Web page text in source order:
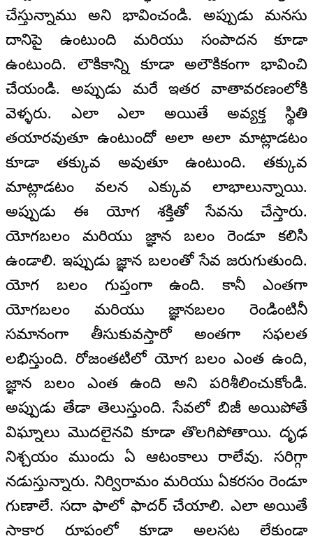
చేస్తున్నాము అని భావించండి. అప్పుడు మనసు
దానిపై ఉంటుంది మరియు సంపాదన కూడా
ఉంటుంది. లౌకికాన్ని కూడా అలౌకికంగా భావించి
చేయండి. అప్పుడు మరే ఇతర వాతావరణంలోకి
వెళ్ళరు. ఎలా ఎలా అయితే అవ్యక్త స్థితి
తయారవుతూ ఉంటుందో అలా అలా మాట్లాడటం
కూడా తక్కువ అవుతూ ఉంటుంది. తక్కువ
మాట్లాడటం వలన ఎక్కువ లాభాలున్నాయి.
అప్పుడు ఈ యోగ శక్తితో సేవను చేస్తారు.
యోగబలం మరియు జ్ఞాన బలం రెండూ కలిసి
ఉండాలి. ఇప్పుడు జ్ఞాన బలంతో సేవ జరుగుతుంది.
యోగ బలం గుప్తంగా ఉంది. కానీ ఎంతగా
యోగబలం మరియు జ్ఞానబలం రెండింటినీ
సమానంగా తీసుకువస్తారో అంతగా సఫలత
లభిస్తుంది. రోజంతటిలో యోగ బలం ఎంత ఉంది,
జ్ఞాన బలం ఎంత ఉంది అని పరిశీలించుకోండి.
అప్పుడు తేడా తెలుస్తుంది. సేవలో బిజీ అయిపోతే
విఘ్నాలు మొదలైనవి కూడా తొలగిపోతాయి. దృఢ
నిశ్చయం ముందు ఏ ఆటంకాలు రాలేవు. సరిగ్గా
నడుస్తున్నారు. నిర్విరామం మరియు ఏకరసం రెండూ
గుణాలే. సదా ఫాలో ఫాదర్ చేయాలి. ఎలా అయితే
సాకార రూపంలో కూడా అలసట లేకుండా